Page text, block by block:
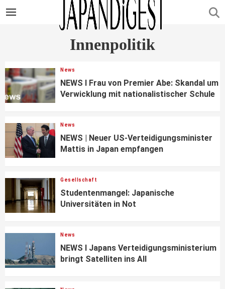
Innenpolitik
News
NEWS I Frau von Premier Abe: Skandal um
Verwicklung mit nationalistischer Schule
News
NEWS | Neuer US-Verteidigungsminister
Mattis in Japan empfangen
Gesellschaft
Studentenmangel: Japanische
Universitäten in Not
News
NEWS I Japans Verteidigungsministerium
bringt Satelliten ins All